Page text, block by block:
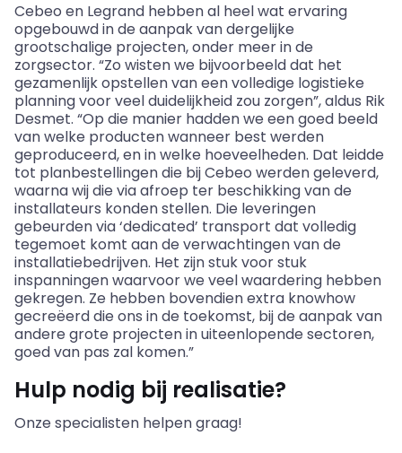
Cebeo en Legrand hebben al heel wat ervaring
opgebouwd in de aanpak van dergelijke
grootschalige projecten, onder meer in de
zorgsector. “Zo wisten we bijvoorbeeld dat het
gezamenlijk opstellen van een volledige logistieke
planning voor veel duidelijkheid zou zorgen”, aldus Rik
Desmet. “Op die manier hadden we een goed beeld
van welke producten wanneer best werden
geproduceerd, en in welke hoeveelheden. Dat leidde
tot planbestellingen die bij Cebeo werden geleverd,
waarna wij die via afroep ter beschikking van de
installateurs konden stellen. Die leveringen
gebeurden via ‘dedicated’ transport dat volledig
tegemoet komt aan de verwachtingen van de
installatiebedrijven. Het zijn stuk voor stuk
inspanningen waarvoor we veel waardering hebben
gekregen. Ze hebben bovendien extra knowhow
gecreëerd die ons in de toekomst, bij de aanpak van
andere grote projecten in uiteenlopende sectoren,
goed van pas zal komen.”
Hulp nodig bij realisatie?
Onze specialisten helpen graag!